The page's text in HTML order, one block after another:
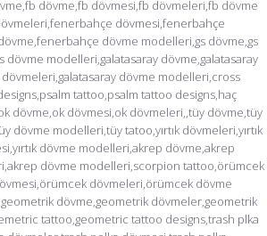
dövme,fb dövmesi,fb dövmeleri,fb dövme
dövmesi,fenerbahçe
dövme modelleri,gs dövme,gs
dövme modelleri,galatasaray dövme,galatasaray
dövmeleri,galatasaray dövme modelleri,cross
tattoo,psalm tattoo designs,haç
dövme,ok dövmesi,ok dövmeleri,,tüy dövme,tüy
dövme modelleri,tüy tatoo,yırtık dövmeleri,yırtık
dövme modelleri,akrep dövme,akrep
dövme modelleri,scorpion tattoo,örümcek
dövmeleri,örümcek dövme
dövme,geometrik dövmeler,geometrik
tattoo,geometric tattoo designs,trash plka